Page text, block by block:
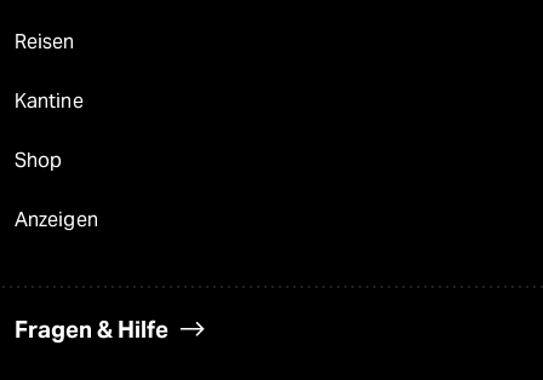
Reisen
Kantine
Shop
Anzeigen
Fragen & Hilfe